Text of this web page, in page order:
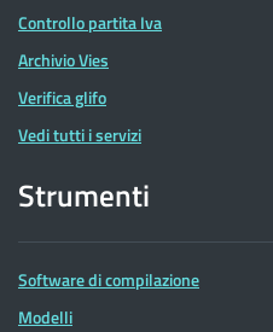
Controllo partita Iva
Archivio Vies
Verifica glifo
Vedi tutti i servizi
Strumenti
Software di compilazione
Modelli